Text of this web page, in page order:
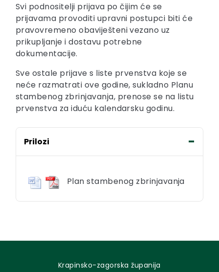
Svi podnositelji prijava po čijim će se
prijavama provoditi upravni postupci biti će
pravovremeno obaviješteni vezano uz
prikupljanje i dostavu potrebne
dokumentacije.
Sve ostale prijave s liste prvenstva koje se
neće razmatrati ove godine, sukladno Planu
stambenog zbrinjavanja, prenose se na listu
prvenstva za iduću kalendarsku godinu.
Prilozi
Plan stambenog zbrinjavanja
Krapinsko-zagorska županija